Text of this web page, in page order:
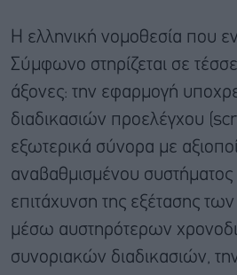
Η ελληνική νομοθεσία που
Σύμφωνο στηρίζεται σε
άξονες: την εφαρμογή
διαδικασιών προελέγχου
εξωτερικά σύνορα με
αναβαθμισμένου
επιτάχυνση της εξέτασης
μέσω αυστηρότερων
συνοριακών διαδικασιών,